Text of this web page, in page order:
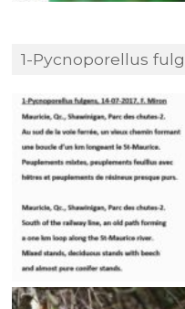
1-Pycnoporellus